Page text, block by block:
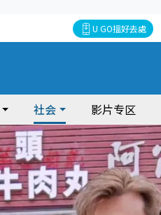
U GO搵好去處
社会 影片专区